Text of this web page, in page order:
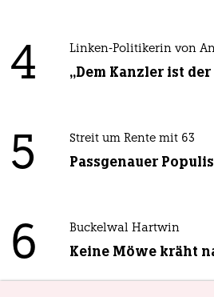
4 Linken-Politikerin von
„Dem Kanzler ist
5 Streit um Rente mit 63
Passgenauer
6 Buckelwal Hartwin
Keine Möwe kräht